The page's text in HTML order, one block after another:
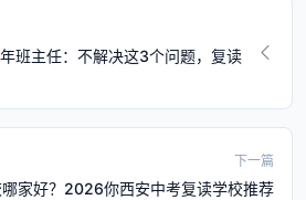
班主任：不解决这3个问题，复读
下一篇
家好？2026你西安中考复读学校推荐